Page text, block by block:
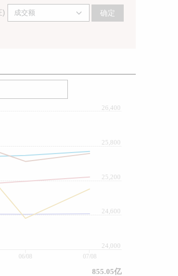
) 确定
24,000
24,600
25,200
25,800
26,400
06/08 07/08
855.05亿